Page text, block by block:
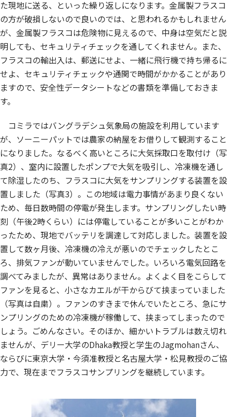
た現地に送る、といった繰り返しになります。金属製フラスコ
の方が破損しないので良いのでは、と思われるかもしれません
が、金属製フラスコは危険物に見えるので、中身は空気だと説
明しても、セキュリティチェックを通してくれません。また、
フラスコの輸出入は、郵送にせよ、一緒に飛行機で持ち帰るに
せよ、セキュリティチェックや通関で時間がかかることがあり
ますので、安全性データシートなどの書類を準備しておきま
す。
コミラではバングラデシュ気象局の施設を利用しています
が、ソーニーパットでは農家の納屋をお借りして観測すること
になりました。なるべく高いところに大気採取口を取付け（写
真2）、室内に設置したポンプで大気を吸引し、冷凍機を通し
て除湿したのち、フラスコに大気をサンプリングする装置を設
置しました（写真3）。この地域は電力事情があまり良くない
ため、毎日数時間の停電が発生します。サンプリングしたい時
刻（午後2時くらい）には停電していることが多いことがわか
ったため、現地でバッテリを調達して対応しました。装置を設
置して数ヶ月後、冷凍機の冷えが悪いのでチェックしたとこ
ろ、排気ファンが動いていませんでした。いろいろ電気回路を
調べてみましたが、異常はありません。よくよく目をこらして
ファンを見ると、小さなカエルが干からびて挟まっていました
（写真は自粛）。ファンのすきまで休んでいたところ、急にサ
ンプリングのための冷凍機が稼働して、挟まってしまったので
しょう。ごめんなさい。そのほか、細かいトラブルは数え切れ
ませんが、デリー大学のDhaka教授と学生のJagmohanさん、
ならびに東京大学・今須准教授と名古屋大学・松見教授のご協
力で、現在までフラスコサンプリングを継続しています。